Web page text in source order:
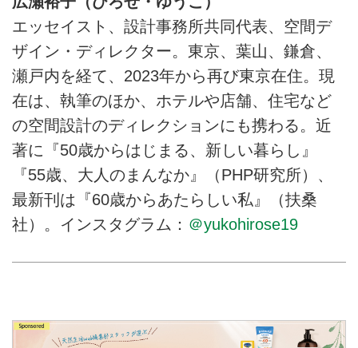
エッセイスト、設計事務所共同代表、空間デ
ザイン・ディレクター。東京、葉山、鎌倉、
瀬戸内を経て、2023年から再び東京在住。現
在は、執筆のほか、ホテルや店舗、住宅など
の空間設計のディレクションにも携わる。近
著に『50歳からはじまる、新しい暮らし』
『55歳、大人のまんなか』（PHP研究所）、
最新刊は『60歳からあたらしい私』（扶桑
社）。インスタグラム： ＠yukohirose19